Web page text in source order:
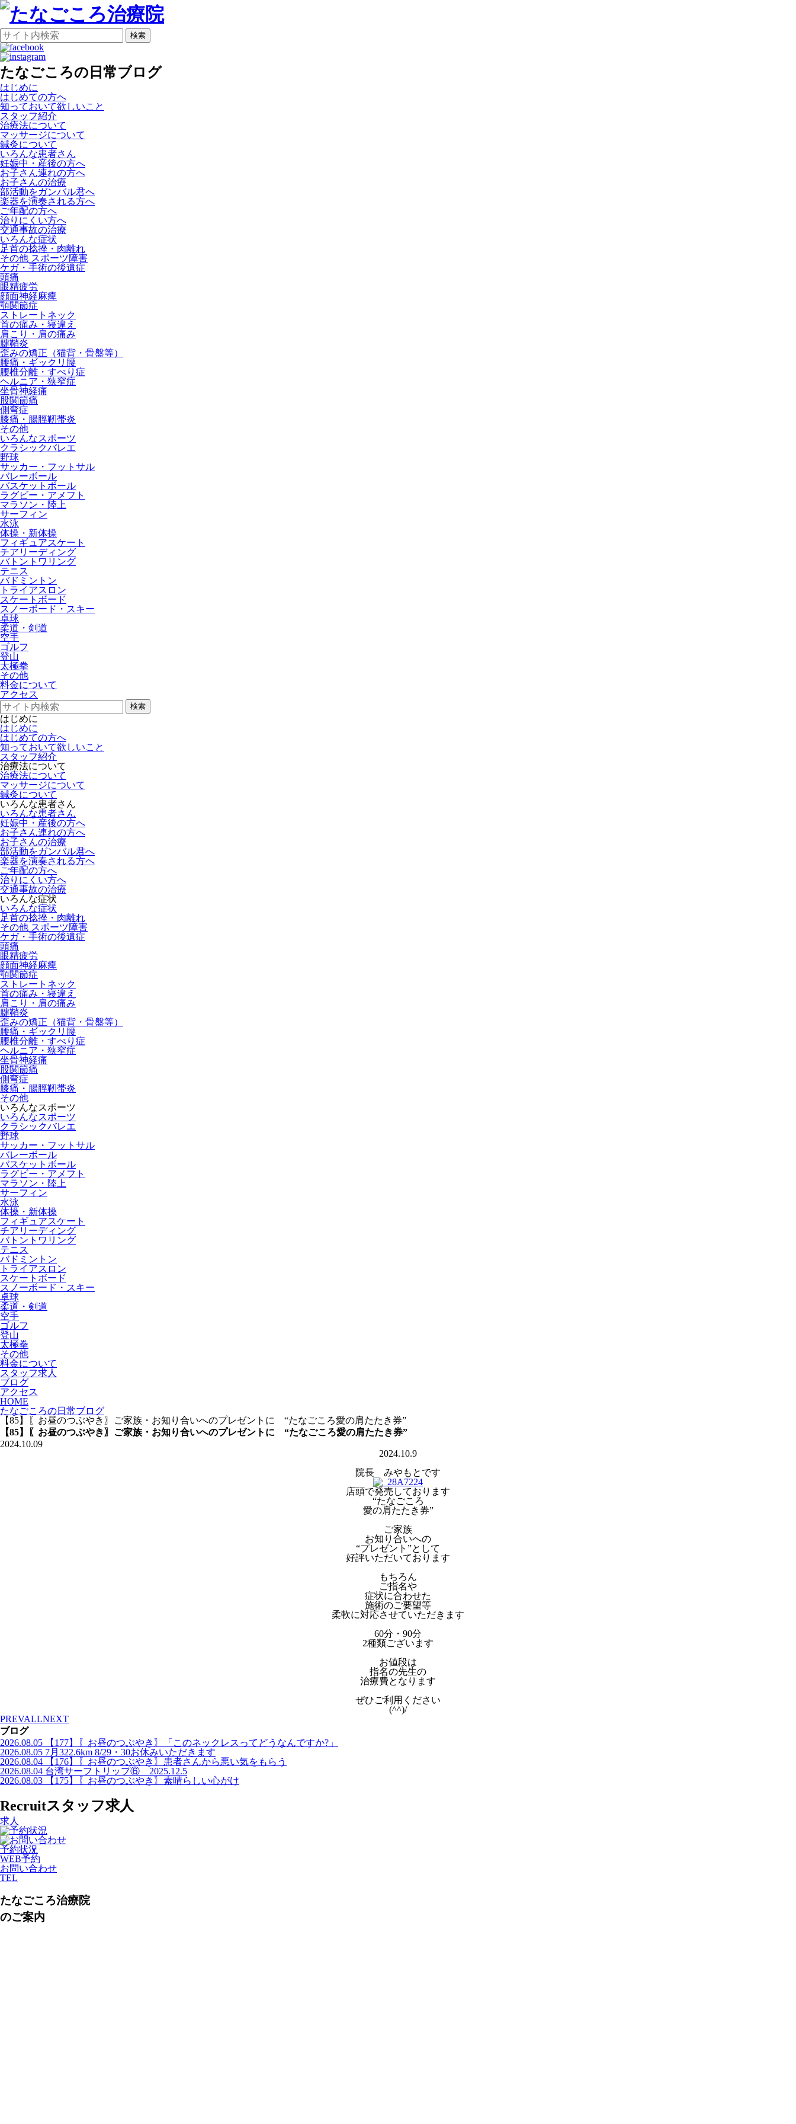
検索
たなごころの日常ブログ
はじめに
はじめての方へ
知っておいて欲しいこと
スタッフ紹介
治療法について
マッサージについて
鍼灸について
いろんな患者さん
妊娠中・産後の方へ
お子さん連れの方へ
お子さんの治療
部活動をガンバル君へ
楽器を演奏される方へ
ご年配の方へ
治りにくい方へ
交通事故の治療
いろんな症状
足首の捻挫・肉離れ
その他 スポーツ障害
ケガ・手術の後遺症
頭痛
眼精疲労
顔面神経麻痺
顎関節症
ストレートネック
首の痛み・寝違え
肩こり・肩の痛み
腱鞘炎
歪みの矯正（猫背・骨盤等）
腰痛・ギックリ腰
腰椎分離・すべり症
ヘルニア・狭窄症
坐骨神経痛
股関節痛
側弯症
膝痛・腸脛靭帯炎
その他
いろんなスポーツ
クラシックバレエ
野球
サッカー・フットサル
バレーボール
バスケットボール
ラグビー・アメフト
マラソン・陸上
サーフィン
水泳
体操・新体操
フィギュアスケート
チアリーディング
バトントワリング
テニス
バドミントン
トライアスロン
スケートボード
スノーボード・スキー
卓球
柔道・剣道
空手
ゴルフ
登山
太極拳
その他
料金について
アクセス
検索
はじめに
はじめに
はじめての方へ
知っておいて欲しいこと
スタッフ紹介
治療法について
治療法について
マッサージについて
鍼灸について
いろんな患者さん
いろんな患者さん
妊娠中・産後の方へ
お子さん連れの方へ
お子さんの治療
部活動をガンバル君へ
楽器を演奏される方へ
ご年配の方へ
治りにくい方へ
交通事故の治療
いろんな症状
いろんな症状
足首の捻挫・肉離れ
その他 スポーツ障害
ケガ・手術の後遺症
頭痛
眼精疲労
顔面神経麻痺
顎関節症
ストレートネック
首の痛み・寝違え
肩こり・肩の痛み
腱鞘炎
歪みの矯正（猫背・骨盤等）
腰痛・ギックリ腰
腰椎分離・すべり症
ヘルニア・狭窄症
坐骨神経痛
股関節痛
側弯症
膝痛・腸脛靭帯炎
その他
いろんなスポーツ
いろんなスポーツ
クラシックバレエ
野球
サッカー・フットサル
バレーボール
バスケットボール
ラグビー・アメフト
マラソン・陸上
サーフィン
水泳
体操・新体操
フィギュアスケート
チアリーディング
バトントワリング
テニス
バドミントン
トライアスロン
スケートボード
スノーボード・スキー
卓球
柔道・剣道
空手
ゴルフ
登山
太極拳
その他
料金について
スタッフ求人
ブログ
アクセス
HOME
たなごころの日常ブログ
【85】〖お昼のつぶやき〗ご家族・お知り合いへのプレゼントに “たなごころ愛の肩たたき券”
【85】〖お昼のつぶやき〗ご家族・お知り合いへのプレゼントに “たなごころ愛の肩たたき券”
2024.10.09
2024.10.9
院長 みやもとです
店頭で発売しております
“たなごころ
愛の肩たたき券”
ご家族
お知り合いへの
“プレゼント”として
好評いただいております
もちろん
ご指名や
症状に合わせた
施術のご要望等
柔軟に対応させていただきます
60分・90分
2種類ございます
お値段は
指名の先生の
治療費となります
ぜひご利用ください
(^^)/
PREVALLNEXT
ブログ
2026.08.05
【177】〖お昼のつぶやき〗「このネックレスってどうなんですか?」
2026.08.05 7月322.6km 8/29・30お休みいただきます
2026.08.04
【176】〖お昼のつぶやき〗患者さんから悪い気をもらう
2026.08.04 台湾サーフトリップ⑥ 2025.12.5
2026.08.03
【175】〖お昼のつぶやき〗素晴らしい心がけ
Recruitスタッフ求人
求人
予約状況
WEB予約
お問い合わせ
TEL
たなごころ治療院
のご案内